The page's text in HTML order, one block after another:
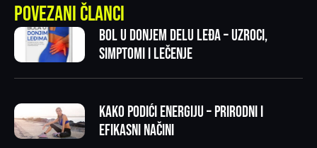
Povezani članci
Bol u donjem delu leđa – uzroci,
simptomi i lečenje
Kako podići energiju – prirodni i
efikasni načini